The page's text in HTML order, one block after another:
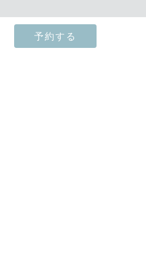
予約する